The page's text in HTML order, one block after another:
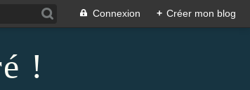
Connexion + Créer mon blog
!